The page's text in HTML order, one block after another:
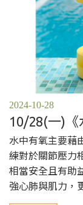
2024-10-28
10/28(一)
水中有氧主要藉
練對於關節壓力
相當安全且有助
強心肺與肌力，